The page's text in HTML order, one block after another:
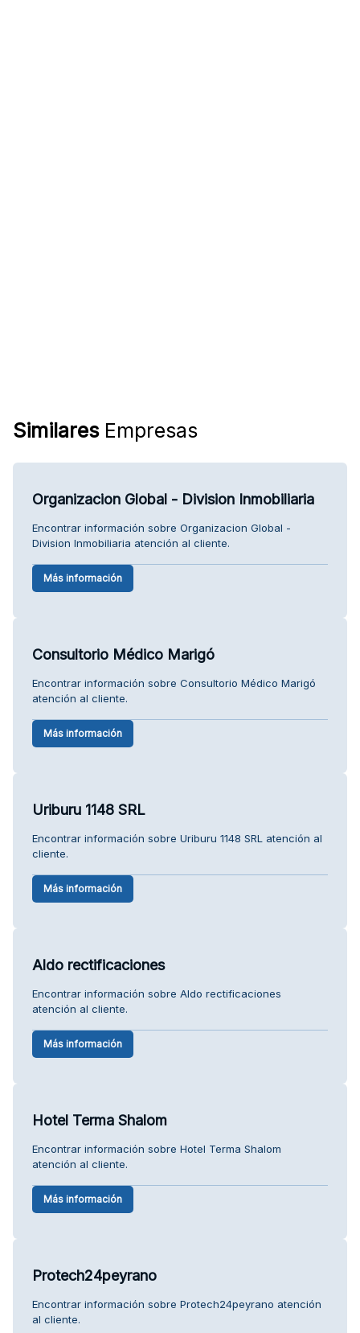
SimilaresEmpresas
Organizacion Global - Division Inmobiliaria
Encontrar información sobre Organizacion Global -
Division Inmobiliaria atención al cliente.
Más información
Consultorio Médico Marigó
Encontrar información sobre Consultorio Médico Marigó
atención al cliente.
Más información
Uriburu 1148 SRL
Encontrar información sobre Uriburu 1148 SRL atención al
cliente.
Más información
Aldo rectificaciones
Encontrar información sobre Aldo rectificaciones
atención al cliente.
Más información
Hotel Terma Shalom
Encontrar información sobre Hotel Terma Shalom
atención al cliente.
Más información
Protech24peyrano
Encontrar información sobre Protech24peyrano atención
al cliente.